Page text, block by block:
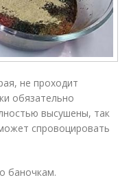
не проходит
обязательно
высушены, так
спровоцировать
баночкам.